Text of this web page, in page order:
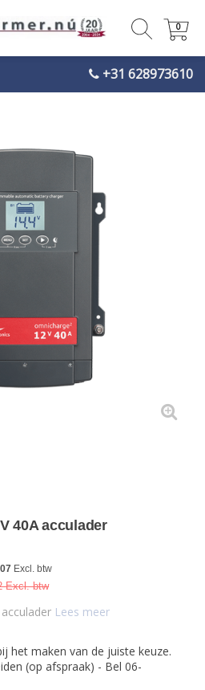
+31 628973610
0
0
40A acculader
Excl. btw
Excl. btw
Lees meer
het maken van de juiste keuze.
(op afspraak) - Bel 06-